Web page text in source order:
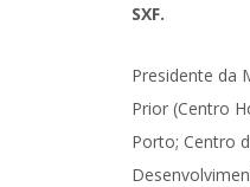
SXF.
Presidente da
Prior (Centro
Porto; Centro